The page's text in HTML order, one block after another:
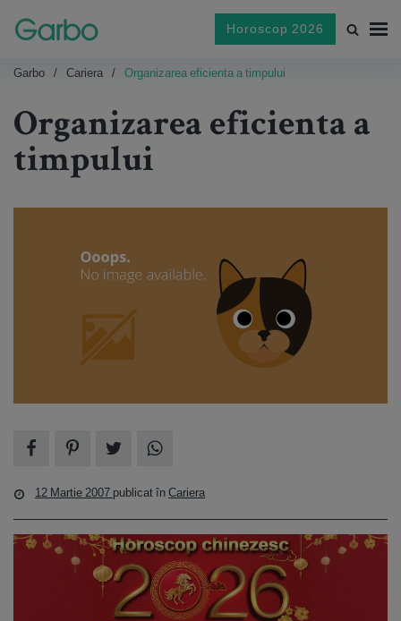
Horoscop 2026
Garbo Cariera Organizarea eficienta a timpului
Organizarea eficienta a
timpului
12 Martie 2007 publicat înCariera